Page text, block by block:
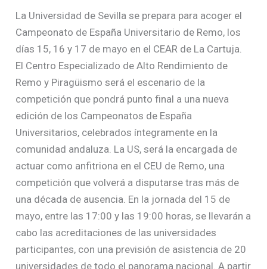
La Universidad de Sevilla se prepara para acoger el
Campeonato de España Universitario de Remo, los
días 15, 16 y 17 de mayo en el CEAR de La Cartuja.
El Centro Especializado de Alto Rendimiento de
Remo y Piragüismo será el escenario de la
competición que pondrá punto final a una nueva
edición de los Campeonatos de España
Universitarios, celebrados íntegramente en la
comunidad andaluza. La US, será la encargada de
actuar como anfitriona en el CEU de Remo, una
competición que volverá a disputarse tras más de
una década de ausencia. En la jornada del 15 de
mayo, entre las 17:00 y las 19:00 horas, se llevarán a
cabo las acreditaciones de las universidades
participantes, con una previsión de asistencia de 20
universidades de todo el panorama nacional. A partir